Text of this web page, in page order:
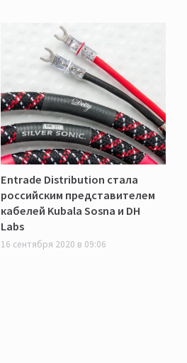
Entrade Distribution стала
российским представителем
кабелей Kubala Sosna и DH
Labs
16 сентября 2020 в 09:06